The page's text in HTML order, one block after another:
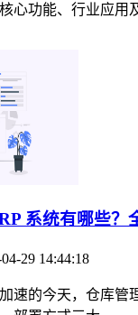
心功能、行业应用
系统有哪些？
29 14:44:18
速的今天，仓库管